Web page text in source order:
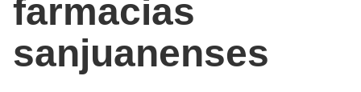
farmacias
sanjuanenses